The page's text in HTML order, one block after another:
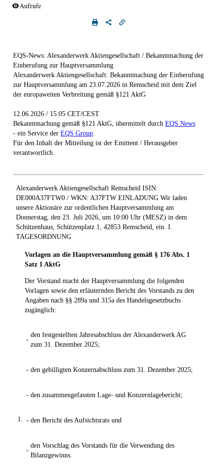
Aufrufe
EQS-News: Alexanderwerk Aktiengesellschaft / Bekanntmachung der
Einberufung zur Hauptversammlung
Alexanderwerk Aktiengesellschaft: Bekanntmachung der Einberufung
zur Hauptversammlung am 23.07.2026 in Remscheid mit dem Ziel
der europaweiten Verbreitung gemäß §121 AktG
12.06.2026 / 15:05 CET/CEST
Bekanntmachung gemäß §121 AktG, übermittelt durch EQS News
- ein Service der EQS Group
Für den Inhalt der Mitteilung ist der Emittent / Herausgeber
verantwortlich.
Alexanderwerk Aktiengesellschaft Remscheid ISIN:
DE000A37FTW0 / WKN: A37FTW EINLADUNG Wir laden
unsere Aktionäre zur ordentlichen Hauptversammlung am
Donnerstag, den 23. Juli 2026, um 10:00 Uhr (MESZ) in dem
Schützenhaus, Schützenplatz 1, 42853 Remscheid, ein. I.
TAGESORDNUNG
1.
Vorlagen an die Hauptversammlung gemäß § 176 Abs. 1
Satz 1 AktG
Der Vorstand macht der Hauptversammlung die folgenden
Vorlagen sowie den erläuternden Bericht des Vorstands zu den
Angaben nach §§ 289a und 315a des Handelsgesetzbuchs
zugänglich:
-
den festgestellten Jahresabschluss der Alexanderwerk AG
zum 31. Dezember 2025;
- den gebilligten Konzernabschluss zum 31. Dezember 2025;
- den zusammengefassten Lage- und Konzernlagebericht;
- den Bericht des Aufsichtsrats und
-
den Vorschlag des Vorstands für die Verwendung des
Bilanzgewinns.